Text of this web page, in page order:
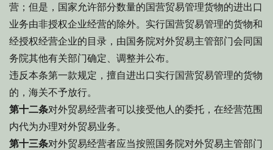
营；但是，国家允许部分数量的国营贸易管理货物的进出口
业务由非授权企业经营的除外。实行国营贸易管理的货物和
经授权经营企业的目录，由国务院对外贸易主管部门会同国
务院其他有关部门确定、调整并公布。
违反本条第一款规定，擅自进出口实行国营贸易管理的货物
的，海关不予放行。
第十二条对外贸易经营者可以接受他人的委托，在经营范围
内代为办理对外贸易业务。
第十三条对外贸易经营者应当按照国务院对外贸易主管部门